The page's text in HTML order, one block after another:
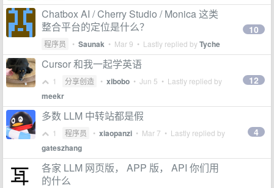
Chatbox AI / Cherry Studio / Monica 这类
整合平台的定位是什么？
程序员 • Saunak • Mar 9 • Lastly replied byTyche
10
Cursor 和我一起学英语
1 分享创造 • xibobo • Jun 5 • Lastly replied by
meekr
12
多数 LLM 中转站都是假
1 程序员 • xiaopanzi • Mar 7 • Lastly replied by
gateszhang
4
各家 LLM 网页版， APP 版， API 你们用
的什么